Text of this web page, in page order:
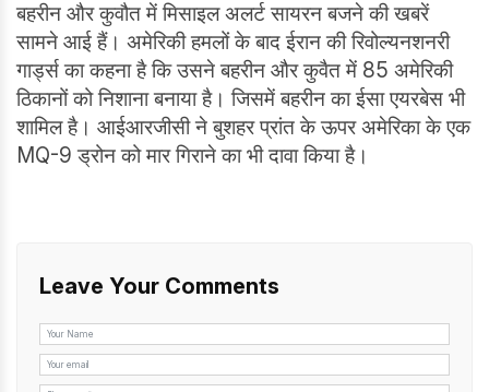
बहरीन और कुवौत में मिसाइल अलर्ट सायरन बजने की खबरें
सामने आई हैं। अमेरिकी हमलों के बाद ईरान की रिवोल्यनशनरी
गार्ड्स का कहना है कि उसने बहरीन और कुवैत में 85 अमेरिकी
ठिकानों को निशाना बनाया है। जिसमें बहरीन का ईसा एयरबेस भी
शामिल है। आईआरजीसी ने बुशहर प्रांत के ऊपर अमेरिका के एक
MQ-9 ड्रोन को मार गिराने का भी दावा किया है।
Leave Your Comments